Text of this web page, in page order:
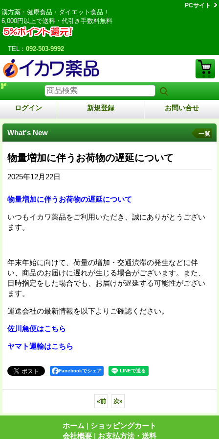
漢方薬・健康食品・ダイエット食品！
6,000円以上で送料・代引き手数料無料
TEL： 092-503-9992
PCサイト
ログイン 新規登録 お問い合せ
What's New 一覧
物量増加に伴うお荷物の遅延について
2025年12月22日
物量増加に伴うお荷物の遅延について
いつもイカワ薬品をご利用いただき、誠にありがとうござい
ます。
年末年始に向けて、荷量の増加・交通渋滞の発生などに伴
い、商品のお届けに遅れが生じる場合がございます。また、
日時指定をした場合でも、お届けが遅延する可能性がござい
ます。
運送会社の最新情報を以下よりご確認ください。
佐川急便はこちら
ヤマト運輸はこちら
Facebookでシェア
«前 次»
ホーム | ショッピングカート
会社概要 | お支払方法・送料